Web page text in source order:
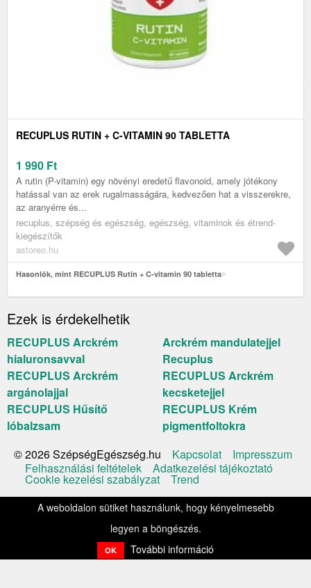
RECUPLUS RUTIN + C-VITAMIN 90 TABLETTA
1 990 Ft
A rutin (P-vitamin) egy növényi eredetű flavonoid, amely jótékony
hatással van az erek rugalmasságára, kedvezően hat a visszerekre,
az aranyérre és...
recuplus, szépség és egészség, egészség, vitaminok és étrend-
kiegészítők
astoreo.hu
Hasonlók, mint RECUPLUS Rutin + C-vitamin 90 tabletta
Ezek is érdekelhetik
RECUPLUS Arckrém
hialuronsavval
Arckrém mandulatejjel
Recuplus
RECUPLUS Arckrém
argánolajjal
RECUPLUS Arckrém
kecsketejjel
RECUPLUS Hűsítő
lóbalzsam
RECUPLUS Krém
pigmentfoltokra
© 2026 SzépségEgészség.hu
Kapcsolat
Impresszum
Felhasználási feltételek
Adatkezelési tájékoztató
Cookie kezelési szabályzat Trend
A weboldalon sütiket használunk, hogy kényelmesebb
legyen a böngészés.
OK További információ